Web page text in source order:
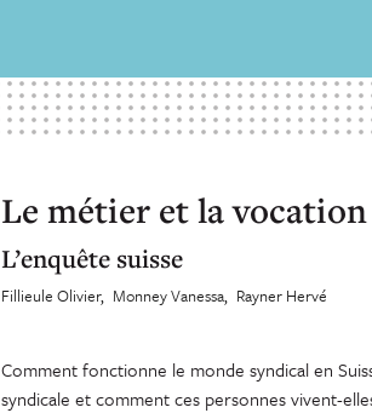
Le métier et la
L’enquête suisse
Fillieule Olivier Monney Vanessa Rayner Hervé
Comment fonctionne le monde syndical en
syndicale et comment ces personnes vivent-